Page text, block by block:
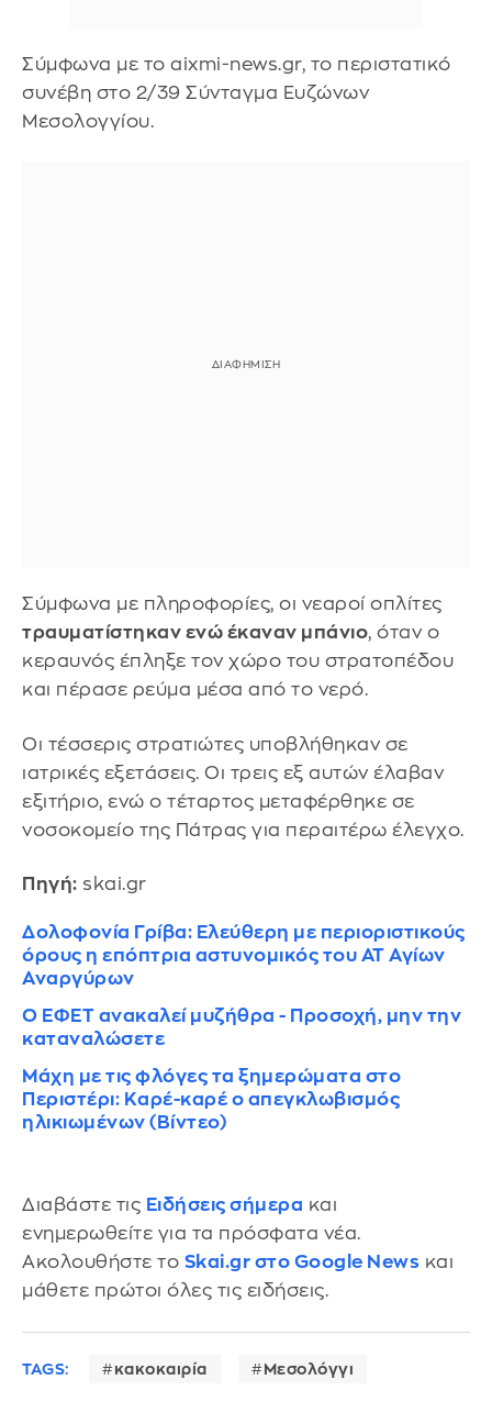
Σύμφωνα με το aixmi-news.gr, το περιστατικό
συνέβη στο 2/39 Σύνταγμα Ευζώνων
Μεσολoγγίου.
Σύμφωνα με πληροφορίες, οι νεαροί οπλίτες
τραυματίστηκαν ενώ έκαναν μπάνιο, όταν ο
κεραυνός έπληξε τον χώρο του στρατοπέδου
και πέρασε ρεύμα μέσα από το νερό.
Οι τέσσερις στρατιώτες υποβλήθηκαν σε
ιατρικές εξετάσεις. Οι τρεις εξ αυτών έλαβαν
εξιτήριο, ενώ ο τέταρτος μεταφέρθηκε σε
νοσοκομείο της Πάτρας για περαιτέρω έλεγχο.
Πηγή: skai.gr
Δολοφονία Γρίβα: Ελεύθερη με περιοριστικούς
όρους η επόπτρια αστυνομικός του ΑΤ Αγίων
Αναργύρων
Ο ΕΦΕΤ ανακαλεί μυζήθρα - Προσοχή, μην την
καταναλώσετε
Μάχη με τις φλόγες τα ξημερώματα στο
Περιστέρι: Καρέ-καρέ ο απεγκλωβισμός
ηλικιωμένων (Βίντεο)
Διαβάστε τις Ειδήσεις σήμερα και
ενημερωθείτε για τα πρόσφατα νέα.
Ακολουθήστε το Skai.gr στο Google News και
μάθετε πρώτοι όλες τις ειδήσεις.
TAGS: κακοκαιρία Μεσολόγγι